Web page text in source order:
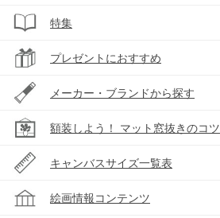
特集
プレゼントにおすすめ
メーカー・ブランドから探す
額装しよう！ マット窓抜きのコツ
キャンバスサイズ一覧表
絵画情報コンテンツ